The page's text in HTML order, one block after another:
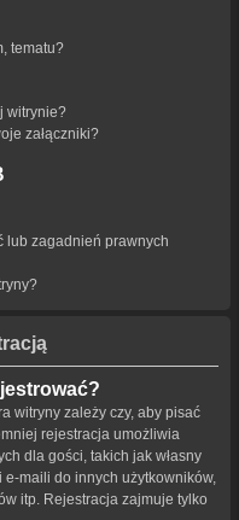
tematu?
witrynie?
załączniki?
lub zagadnień prawnych
witryny zależy czy, aby pisać
rejestracja umożliwia
dla gości, takich jak własny
maili do innych użytkowników,
itp. Rejestracja zajmuje tylko